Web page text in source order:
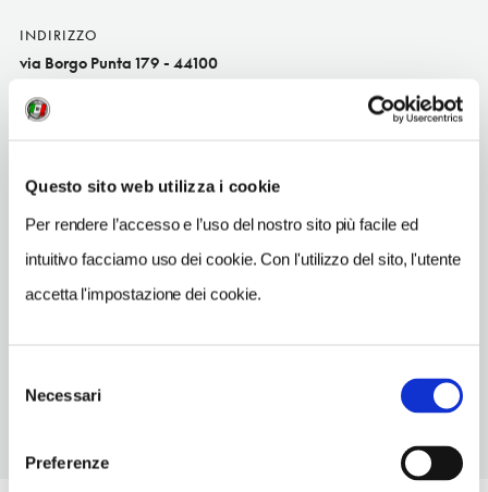
Questo sito web utilizza i cookie
Per rendere l’accesso e l’uso del nostro sito più facile ed
intuitivo facciamo uso dei cookie. Con l'utilizzo del sito, l'utente
accetta l'impostazione dei cookie.
delNecessari
Preferenze
INDIRIZZO
via Borgo Punta 179 - 44100
Emilia-Romagna IT
petaliespinefioreria@gmail.com
TELEFONO
3347370702
ORARI DI APERTURA